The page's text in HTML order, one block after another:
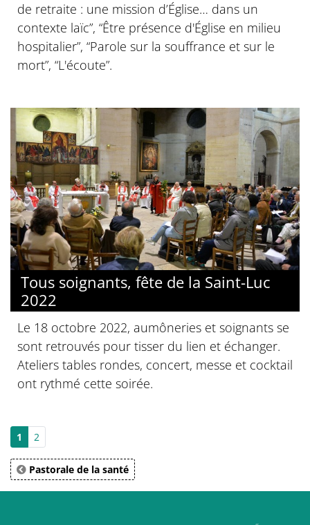
de retraite : une mission d’Église… dans un
contexte laïc”, “Être présence d'Église en milieu
hospitalier”, “Parole sur la souffrance et sur le
mort”, “L'écoute”.
Tous soignants, fête de la Saint-Luc
2022
Le 18 octobre 2022, aumôneries et soignants se
sont retrouvés pour tisser du lien et échanger.
Ateliers tables rondes, concert, messe et cocktail
ont rythmé cette soirée.
1 2
Pastorale de la santé